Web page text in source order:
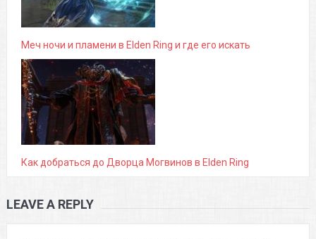
Меч ночи и пламени в Elden Ring и где его искать
Как добраться до Дворца Могвинов в Elden Ring
LEAVE A REPLY